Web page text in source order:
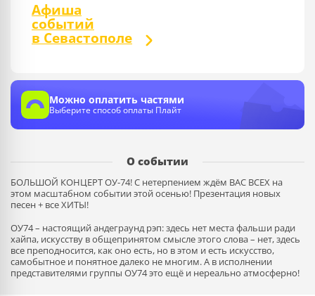
Афиша
событий
в Севастополе
Можно оплатить частями
Выберите способ оплаты Плайт
О событии
БОЛЬШОЙ КОНЦЕРТ ОУ-74! С нетерпением ждём ВАС ВСЕХ на
этом масштабном событии этой осенью! Презентация новых
песен + все ХИТЫ!
ОУ74 – настоящий андеграунд рэп: здесь нет места фальши ради
хайпа, искусству в общепринятом смысле этого слова – нет, здесь
все преподносится, как оно есть, но в этом и есть искусство,
самобытное и понятное далеко не многим. А в исполнении
представителями группы ОУ74 это ещё и нереально атмосферно!